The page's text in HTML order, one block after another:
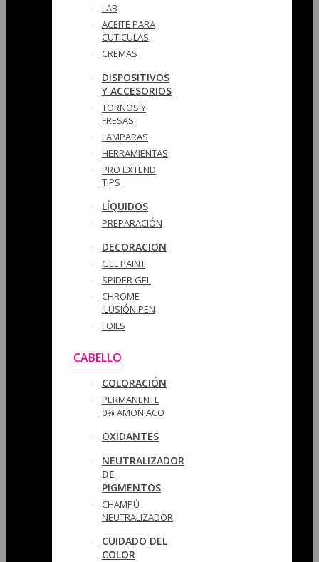
LAB
ACEITE PARA
CUTICULAS
CREMAS
DISPOSITIVOS
Y ACCESORIOS
TORNOS Y
FRESAS
LAMPARAS
HERRAMIENTAS
PRO EXTEND
TIPS
LÍQUIDOS
PREPARACIÓN
DECORACION
GEL PAINT
SPIDER GEL
CHROME
ILUSIÓN PEN
FOILS
CABELLO
COLORACIÓN
PERMANENTE
0% AMONIACO
OXIDANTES
NEUTRALIZADOR
DE
PIGMENTOS
CHAMPÚ
NEUTRALIZADOR
CUIDADO DEL
COLOR